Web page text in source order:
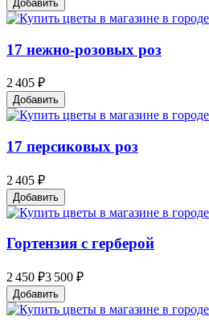
Добавить
17 нежно-розовых роз
2 405 ₽
Добавить
17 персиковых роз
2 405 ₽
Добавить
Гортензия с герберой
2 450 ₽3 500 ₽
Добавить